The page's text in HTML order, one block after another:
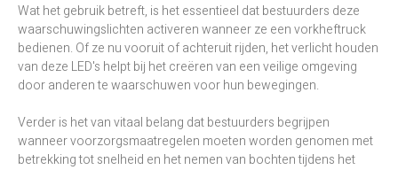
Wat het gebruik betreft, is het essentieel dat bestuurders deze
waarschuwingslichten activeren wanneer ze een vorkheftruck
bedienen. Of ze nu vooruit of achteruit rijden, het verlicht houden
van deze LED's helpt bij het creëren van een veilige omgeving
door anderen te waarschuwen voor hun bewegingen.
Verder is het van vitaal belang dat bestuurders begrijpen
wanneer voorzorgsmaatregelen moeten worden genomen met
betrekking tot snelheid en het nemen van bochten tijdens het